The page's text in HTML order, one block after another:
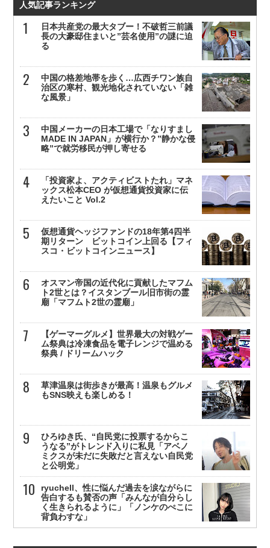
人気記事ランキング
日本共産党の最大タブー！不破哲三前議
長の大豪邸住まいと”芸名使用”の謎に迫
る
中国の格差地帯を歩く…広西チワン族自
治区の寒村、観光地化されていない「雑
な風景」
中国メーカーの日本工場で「なりすまし
MADE IN JAPAN」が横行か？”静かな侵
略”で就労移民が押し寄せる
「投資家よ、アクティビストたれ」マネ
ックス松本CEO が仮想通貨投資家に伝
えたいこと Vol.2
仮想通貨ヘッジファンドの18年第4四半
期リターン ビットコイン上回る【フィ
スコ・ビットコインニュース】
オスマン帝国の近代化に貢献したマフム
ト2世とは？イスタンブール旧市街の霊
廟「マフムト2世の霊廟」
【ゲーマーグルメ】世界最大の対戦ゲー
ム祭典は冷凍食品を電子レンジで温める
祭典 / ドリームハック
草津温泉は街歩きが最高！温泉もグルメ
もSNS映えも楽しめる！
ひろゆき氏、“自民党に投票するからこ
うなる”がトレンド入りに私見「アベノ
ミクスが未だに失敗だと言えない自民党
と公明党」
ryuchell、性に悩んだ過去を涙ながらに
告白するも賛否の声「みんなが自分らし
く生きられるように」「ノンケのぺこに
背負わすな」